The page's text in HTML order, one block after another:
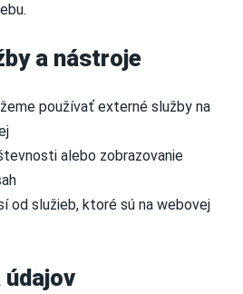
a nástroje
používať externé služby na
alebo zobrazovanie
od služieb, ktoré sú na webovej